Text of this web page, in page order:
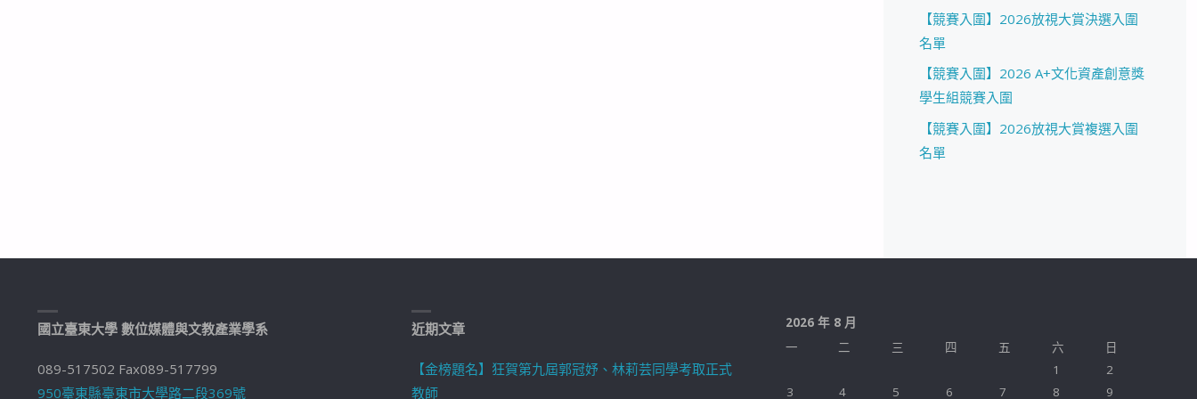
【競賽入圍】2026放視大賞決選入圍
名單
【競賽入圍】2026 A+文化資產創意獎
學生組競賽入圍
【競賽入圍】2026放視大賞複選入圍
名單
國立臺東大學 數位媒體與文教產業學系
089-517502 Fax089-517799
950臺東縣臺東市大學路二段369號
近期文章
【金榜題名】狂賀第九屆郭冠妤、林莉芸同學考取正式
教師
2026 年 8 月
一
二 三 四 五 六
日
1
2
3
4 5 6 7 8 9